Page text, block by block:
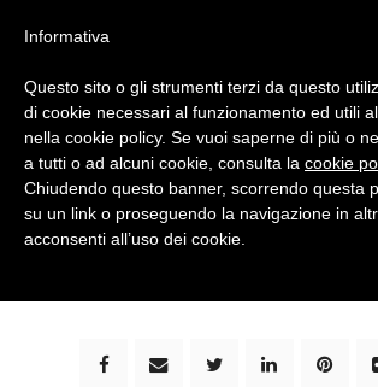
bimbi e viaggi - family travel blog:
Informativa
Questo sito o gli strumenti terzi da questo
di cookie necessari al funzionamento ed utili
nella cookie policy. Se vuoi saperne di più o
a tutti o ad alcuni cookie, consulta la cookie
Chiudendo questo banner, scorrendo questa
su un link o proseguendo la navigazione in
acconsenti all’uso dei cookie.